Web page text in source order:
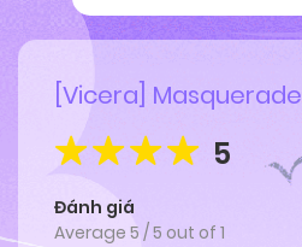
[Vicera] Masquerade
5
Đánh giá
Average 5 /5 out of 1